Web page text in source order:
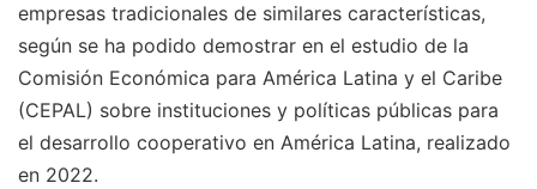
empresas tradicionales de similares características,
según se ha podido demostrar en el estudio de la
Comisión Económica para América Latina y el Caribe
(CEPAL) sobre instituciones y políticas públicas para
el desarrollo cooperativo en América Latina, realizado
en 2022.